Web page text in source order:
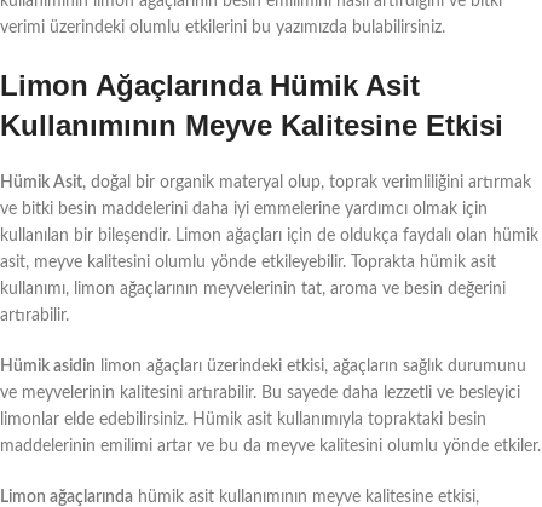
verimi üzerindeki olumlu etkilerini bu yazımızda bulabilirsiniz.
Limon Ağaçlarında Hümik Asit
Kullanımının Meyve Kalitesine Etkisi
Hümik Asit, doğal bir organik materyal olup, toprak verimliliğini artırmak
ve bitki besin maddelerini daha iyi emmelerine yardımcı olmak için
kullanılan bir bileşendir. Limon ağaçları için de oldukça faydalı olan hümik
asit, meyve kalitesini olumlu yönde etkileyebilir. Toprakta hümik asit
kullanımı, limon ağaçlarının meyvelerinin tat, aroma ve besin değerini
artırabilir.
Hümik asidin limon ağaçları üzerindeki etkisi, ağaçların sağlık durumunu
ve meyvelerinin kalitesini artırabilir. Bu sayede daha lezzetli ve besleyici
limonlar elde edebilirsiniz. Hümik asit kullanımıyla topraktaki besin
maddelerinin emilimi artar ve bu da meyve kalitesini olumlu yönde etkiler.
Limon ağaçlarında hümik asit kullanımının meyve kalitesine etkisi,